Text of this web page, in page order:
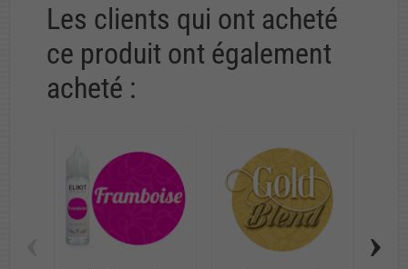
Les clients qui ont acheté
ce produit ont également
acheté :
›